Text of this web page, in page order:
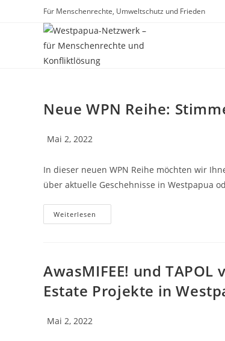
Für Menschenrechte, Umweltschutz und Frieden
Neue WPN Reihe:
Mai 2, 2022
In dieser neuen WPN Reihe möchten wir
über aktuelle Geschehnisse in Westpapua
Weiterlesen
AwasMIFEE! und
Estate Projekte in
Mai 2, 2022